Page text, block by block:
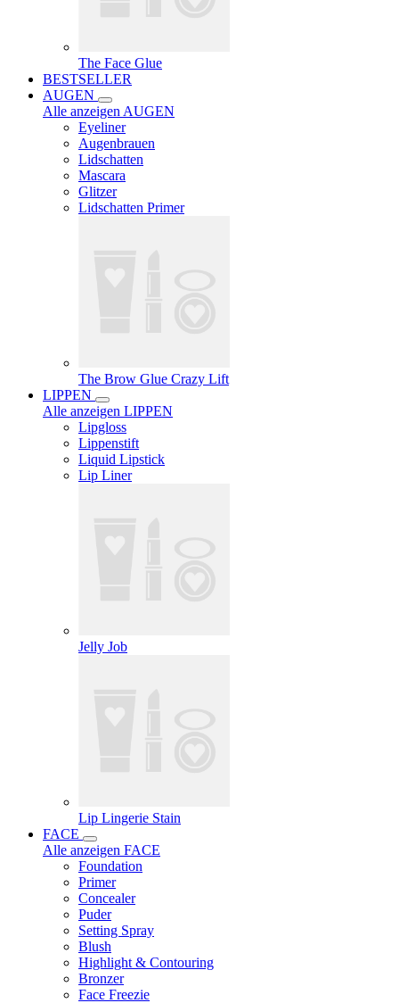
The Face Glue
BESTSELLER
AUGEN
Alle anzeigen AUGEN
Eyeliner
Augenbrauen
Lidschatten
Mascara
Glitzer
Lidschatten Primer
The Brow Glue Crazy Lift
LIPPEN
Alle anzeigen LIPPEN
Lipgloss
Lippenstift
Liquid Lipstick
Lip Liner
Jelly Job
Lip Lingerie Stain
FACE
Alle anzeigen FACE
Foundation
Primer
Concealer
Puder
Setting Spray
Blush
Highlight & Contouring
Bronzer
Face Freezie